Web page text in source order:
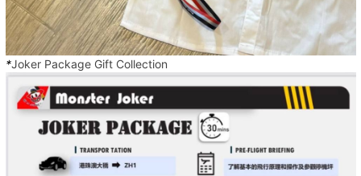
*Joker Package Gift Collection